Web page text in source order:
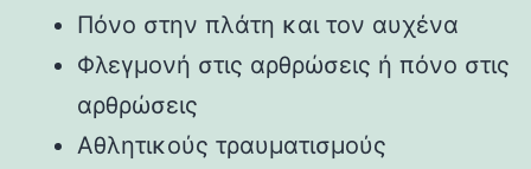
Πόνο στην πλάτη και τον αυχένα
Φλεγμονή στις αρθρώσεις ή πόνο στις
αρθρώσεις
Αθλητικούς τραυματισμούς